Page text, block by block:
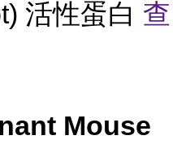
活性蛋白 查
Mouse